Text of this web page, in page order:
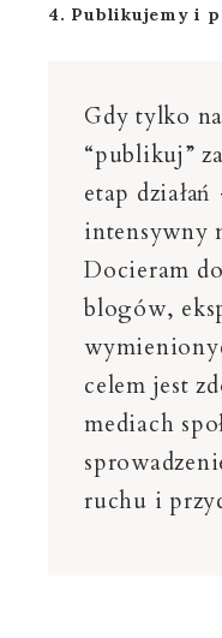
4. Publikujemy i
Gdy tylko
“publikuj”
etap
intensywny
Docieram
blogów,
celem jest
mediach
ruchu i